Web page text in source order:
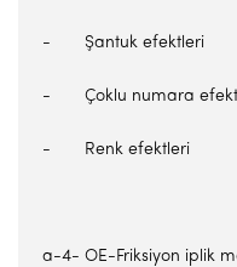
- Şantuk efektleri
- Çoklu numara
- Renk efektleri
a-4- OE-Friksiyon iplik